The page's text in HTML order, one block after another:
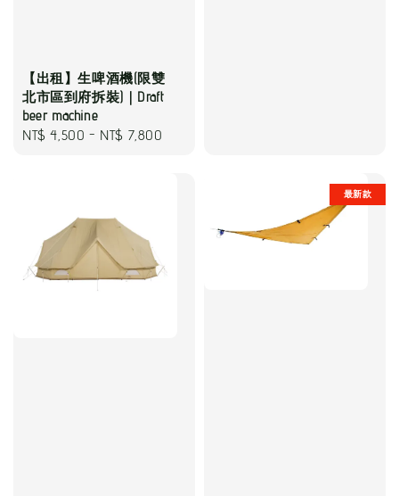
【出租】生啤酒機(限雙
北市區到府拆裝)｜Draft
beer machine
Regular
NT$ 4,500 - NT$ 7,800
最新款